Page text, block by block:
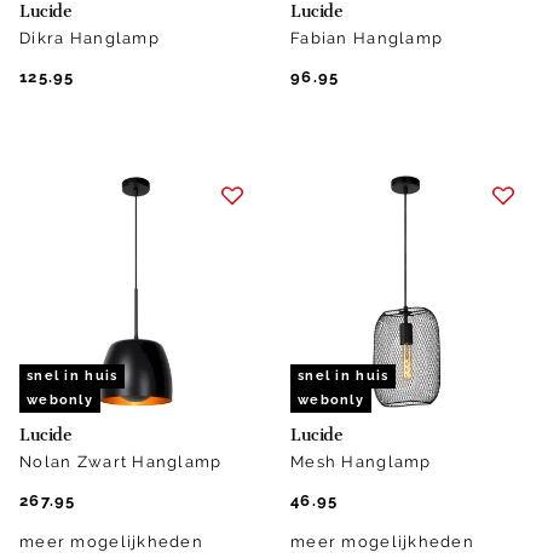
Lucide
Dikra Hanglamp
125.95
Lucide
Fabian Hanglamp
96.95
snel in huis
webonly
Lucide
Nolan Zwart Hanglamp
267.95
meer mogelijkheden
snel in huis
webonly
Lucide
Mesh Hanglamp
46.95
meer mogelijkheden